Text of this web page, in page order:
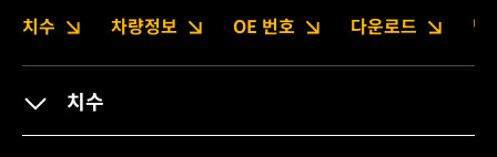
치수 차량정보 OE 번호 다운로드 법
치수